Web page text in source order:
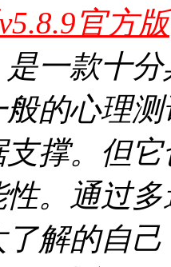
官方版
一款十
的心理
撑。但
性。通过
了解的自